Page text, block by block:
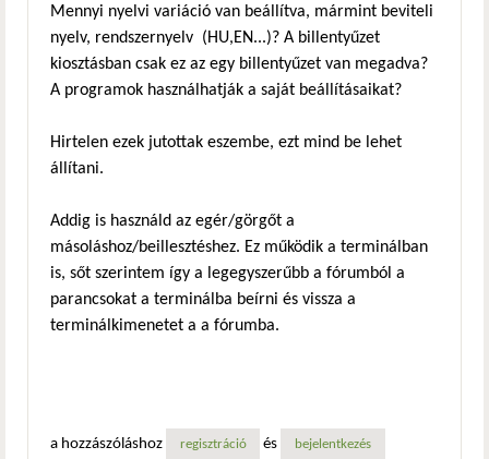
Mennyi nyelvi variáció van beállítva, mármint beviteli
nyelv, rendszernyelv (HU,EN...)? A billentyűzet
kiosztásban csak ez az egy billentyűzet van megadva?
A programok használhatják a saját beállításaikat?
Hirtelen ezek jutottak eszembe, ezt mind be lehet
állítani.
Addig is használd az egér/görgőt a
másoláshoz/beillesztéshez. Ez működik a terminálban
is, sőt szerintem így a legegyszerűbb a fórumból a
parancsokat a terminálba beírni és vissza a
terminálkimenetet a a fórumba.
a hozzászóláshoz regisztráció és bejelentkezés